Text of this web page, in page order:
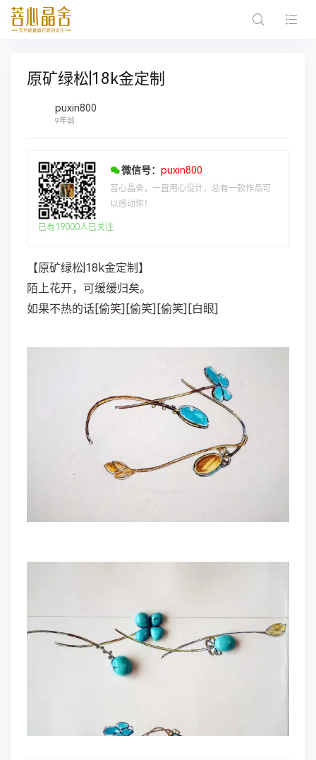
原矿绿松|18k金定制
puxin800
9年前
微信号： puxin800
菩心晶舍，一直用心设计，总有一款作品可
以感动你！
已有19000人已关注
【原矿绿松|18k金定制】
陌上花开，可缓缓归矣。
如果不热的话[偷笑][偷笑][偷笑][白眼]